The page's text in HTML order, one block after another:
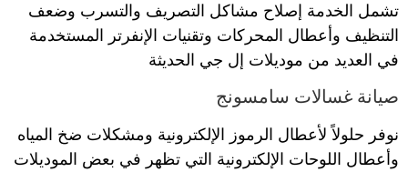
تشمل الخدمة إصلاح مشاكل التصريف والتسرب وضعف
التنظيف وأعطال المحركات وتقنيات الإنفرتر المستخدمة
في العديد من موديلات إل جي الحديثة
صيانة غسالات سامسونج
نوفر حلولاً لأعطال الرموز الإلكترونية ومشكلات ضخ المياه
وأعطال اللوحات الإلكترونية التي تظهر في بعض الموديلات